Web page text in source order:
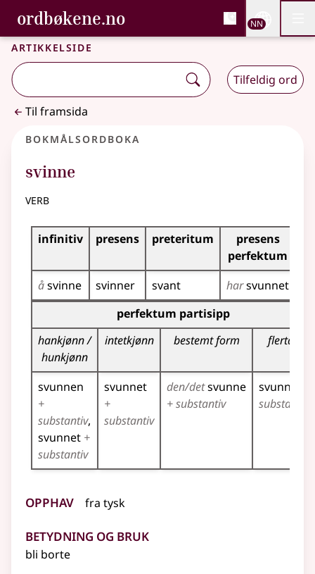
Gå til hovudinnhald
Tilgjenge
ordbøkene.no, Bokmålsordboka og
Bokmålsordboka og Nynorskordboka
NN
Artikkelside
Tilfeldig ord
Til framsida
Bokmålsordboka
svinne
verb
Bøyingstabell for dette verbet
infinitiv presens preteritum
presens
perfektum
åsvinne svinner svant harsvunnet
Bøyingstabell for dette verbet (partisippformer)
perfektum partisipp
hankjønn /
hunkjønn
intetkjønn bestemt form flertall
svunnen
+
substantiv
svunnet +
substantiv
svunnet
+
substantiv
den/detsvunne
+ substantiv
svunne
substantiv
Opphav fra tysk
Betydning og bruk
bli borte